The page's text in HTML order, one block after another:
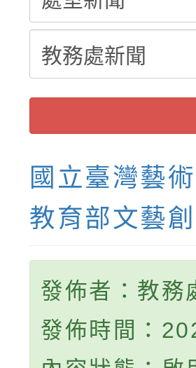
國立臺灣藝
教育部文藝
發佈者：教務
發佈時間：